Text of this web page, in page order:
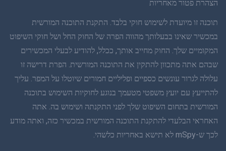
תאית
סינית פשוטה
דנית
הינדי
עברית
הצהרת פטור מאחריות
תוכנה זו מיועדת לשימוש חוקי בלבד. התקנת התוכנה המורשית
במכשיר שאינו בבעלותך מהווה הפרה של החוק החל ושל חוקי השיפוט
המקומיים שלך. החוק מחייב אותך, ככלל, להודיע לבעלי המכשירים
שבהם אתה מתכוון להתקין את התוכנה המורשית. הפרת דרישה זו
עלולה לגרור עונשים כספיים ופליליים חמורים שיוטלו על המפר. עליך
להתייעץ עם יועץ משפטי מטעמך בנוגע לחוקיות השימוש בתוכנה
המורשית בתחום השיפוט שלך לפני התקנתה ושימוש בה. אתה
האחראי הבלעדי להתקנת התוכנה המורשית במכשיר כזה, ואתה מודע
לכך ש-mSpy לא תישא באחריות כלשהי.